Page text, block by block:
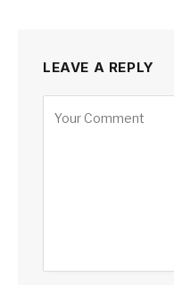
LEAVE A REPLY